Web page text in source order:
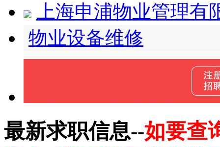
上海申浦物业管理有
物业设备维修
最新求职信息--如要查